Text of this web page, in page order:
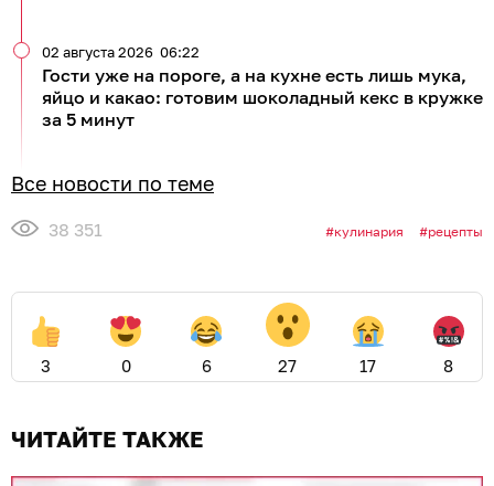
Гости уже на пороге, а на кухне есть лишь мука,
яйцо и какао: готовим шоколадный кекс в кружке
за 5 минут
02 августа 2026 06:22
Все новости по теме
38 351 кулинария рецепты
3 0 6 27 17 8
ЧИТАЙТЕ ТАКЖЕ